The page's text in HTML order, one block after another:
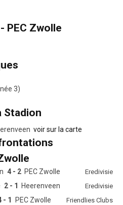
PEC Zwolle
3)
Stadion
voir sur la carte
4 - 2 PEC Zwolle
Eredivisie
2 - 1 Heerenveen
Eredivisie
- 1 PEC Zwolle
Friendlies Clubs